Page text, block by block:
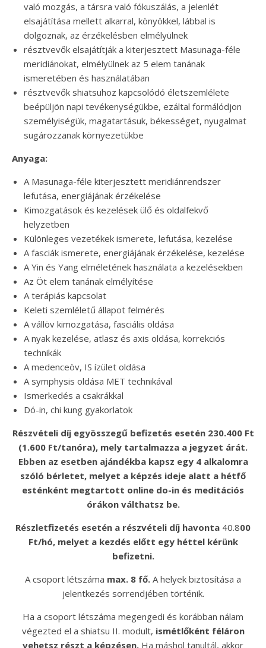
való mozgás, a társra való fókuszálás, a jelenlét
elsajátítása mellett alkarral, könyökkel, lábbal is
dolgoznak, az érzékelésben elmélyülnek
résztvevők elsajátítják a kiterjesztett Masunaga-féle
meridiánokat, elmélyülnek az 5 elem tanának
ismeretében és használatában
résztvevők shiatsuhoz kapcsolódó életszemlélete
beépüljön napi tevékenységükbe, ezáltal formálódjon
személyiségük, magatartásuk, békességet, nyugalmat
sugározzanak környezetükbe
Anyaga:
A Masunaga-féle kiterjesztett meridiánrendszer
lefutása, energiájának érzékelése
Kimozgatások és kezelések ülő és oldalfekvő
helyzetben
Különleges vezetékek ismerete, lefutása, kezelése
A fasciák ismerete, energiájának érzékelése, kezelése
A Yin és Yang elméletének használata a kezelésekben
Az Öt elem tanának elmélyítése
A terápiás kapcsolat
Keleti szemléletű állapot felmérés
A vállöv kimozgatása, fasciális oldása
A nyak kezelése, atlasz és axis oldása, korrekciós
technikák
A medenceöv, IS ízület oldása
A symphysis oldása MET technikával
Ismerkedés a csakrákkal
Dó-in, chi kung gyakorlatok
Részvételi díjegyösszegű befizetés esetén 230.400 Ft
(1.600 Ft/tanóra), mely tartalmazza a jegyzet árát.
Ebben az esetben ajándékba kapsz egy 4 alkalomra
szóló bérletet, melyet a képzés ideje alatt a hétfő
esténként megtartott online do-in és meditációs
órákon válthatsz be.
Részletfizetés esetén a részvételi díj havonta 40.800
Ft/hó, melyet a kezdés előtt egy héttel kérünk
befizetni.
A csoport létszáma max. 8 fő. A helyek biztosítása a
jelentkezés sorrendjében történik.
Ha a csoport létszáma megengedi és korábban nálam
végezted el a shiatsu II. modult, ismétlőként féláron
vehetsz részt a képzésen. Ha máshol tanultál, akkor